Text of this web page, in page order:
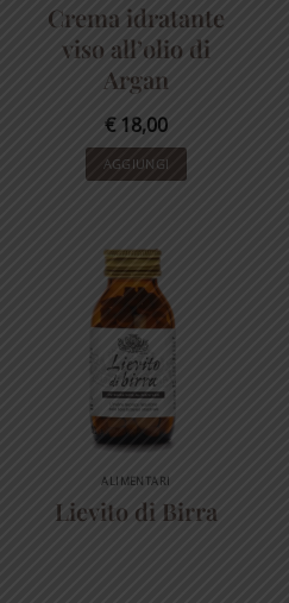
Crema idratante
viso all’olio di
Argan
€18,00
AGGIUNGI
ALIMENTARI
Lievito di Birra